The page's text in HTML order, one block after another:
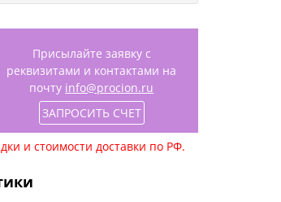
Присылайте заявку с
реквизитами и контактами на
почту info@procion.ru
ЗАПРОСИТЬ СЧЕТ
и стоимости доставки по РФ.